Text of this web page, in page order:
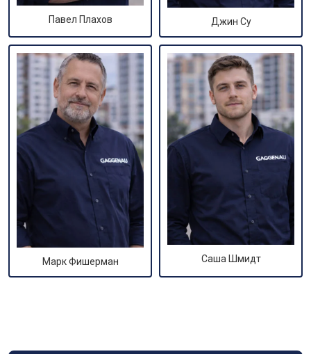
Павел Плахов Джин Су
Марк Фишерман Саша Шмидт